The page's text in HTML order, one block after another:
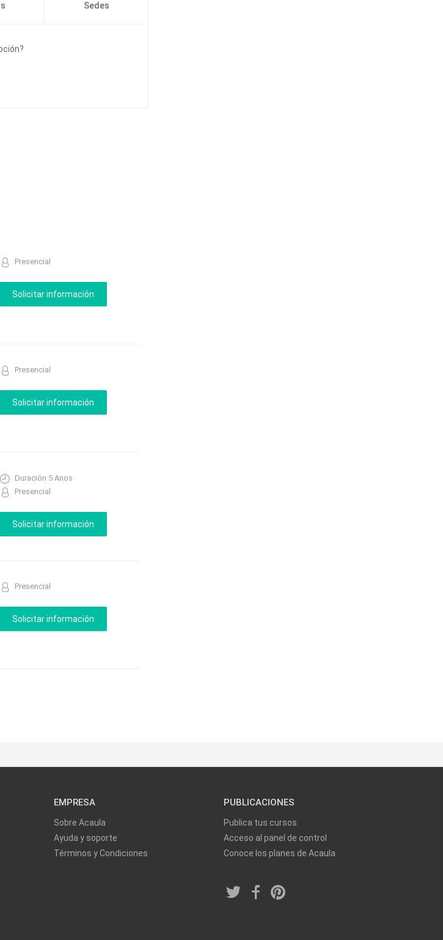
Sedes
Presencial
Presencial
Duración 5 Anos
Presencial
Presencial
EMPRESA
Sobre Acaula
Ayuda y soporte
Términos y Condiciones
PUBLICACIONES
Publica tus cursos
Acceso al panel de control
Conoce los planes de Acaula